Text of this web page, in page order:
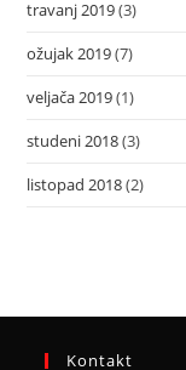
travanj 2019(3)
ožujak 2019(7)
veljača 2019(1)
studeni 2018(3)
listopad 2018(2)
Kontakt